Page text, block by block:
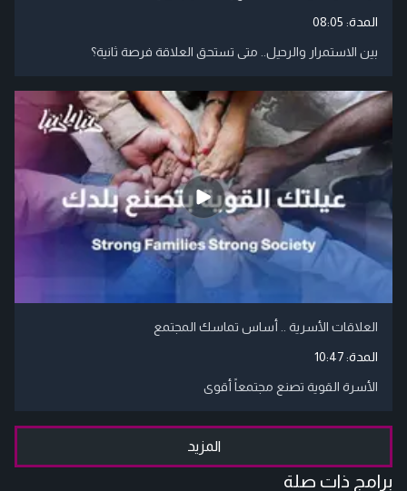
المدة: 08:05
بين الاستمرار والرحيل.. متى تستحق العلاقة فرصة ثانية؟
العلاقات الأسرية .. أساس تماسك المجتمع
المدة:10:47
الأسرة القوية تصنع مجتمعاً أقوى
المزيد
برامج ذات صلة